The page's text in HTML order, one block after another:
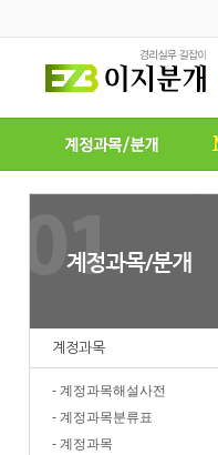
계정과목
- 계정과목해설사전
- 계정과목분류표
- 계정과목